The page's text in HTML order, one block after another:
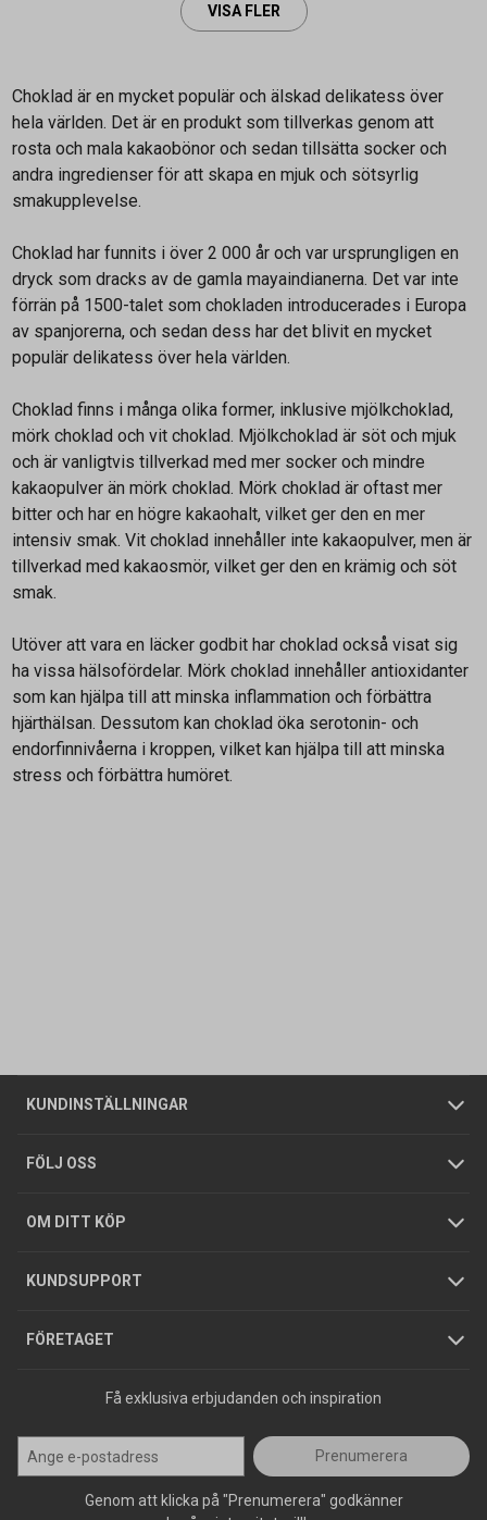
VISA FLER
Choklad är en mycket populär och älskad delikatess över
hela världen. Det är en produkt som tillverkas genom att
rosta och mala kakaobönor och sedan tillsätta socker och
andra ingredienser för att skapa en mjuk och sötsyrlig
smakupplevelse.
Choklad har funnits i över 2 000 år och var ursprungligen en
dryck som dracks av de gamla mayaindianerna. Det var inte
förrän på 1500-talet som chokladen introducerades i Europa
av spanjorerna, och sedan dess har det blivit en mycket
populär delikatess över hela världen.
Choklad finns i många olika former, inklusive mjölkchoklad,
mörk choklad och vit choklad. Mjölkchoklad är söt och mjuk
och är vanligtvis tillverkad med mer socker och mindre
kakaopulver än mörk choklad. Mörk choklad är oftast mer
bitter och har en högre kakaohalt, vilket ger den en mer
intensiv smak. Vit choklad innehåller inte kakaopulver, men är
tillverkad med kakaosmör, vilket ger den en krämig och söt
smak.
Utöver att vara en läcker godbit har choklad också visat sig
ha vissa hälsofördelar. Mörk choklad innehåller antioxidanter
som kan hjälpa till att minska inflammation och förbättra
hjärthälsan. Dessutom kan choklad öka serotonin- och
endorfinnivåerna i kroppen, vilket kan hjälpa till att minska
stress och förbättra humöret.
KUNDINSTÄLLNINGAR
Företagskund / Privatkund
FÖLJ OSS
OM DITT KÖP
Allmänna försäljningsvillkor
Integritetspolicy
GDPR
KUNDSUPPORT
Butiker
Foldrar och kataloger
Köpguider
Varumärken
FÖRETAGET
Om oss
Tjänster
Hållbarhet
Jobba hos oss
Press
Få exklusiva erbjudanden och inspiration
Prenumerera
Genom att klicka på "Prenumerera" godkänner